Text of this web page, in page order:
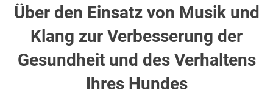
Über den Einsatz von Musik und
Klang zur Verbesserung der
Gesundheit und des Verhaltens
Ihres Hundes